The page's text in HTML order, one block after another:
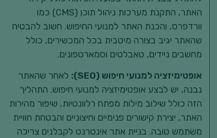
האתר, התקנת מערכות ניהול תוכן (CMS) כמו
וורדפרס, והכנת האתר למנועי החיפוש. חשוב להבטיח
שהאתר יגיב בצורה מיטבית בכל המכשירים, כולל
מחשבים ניידים, טאבלטים וסמארטפונים.
אופטימיזציה למנועי חיפוש (SEO):
לאחר שהאתר
נבנה, יש לבצע אופטימיזציה למנועי חיפוש. התהליך
הזה כולל שילוב מילות מפתח רלוונטיות, שיפור מהירות
האתר, יצירת קישורים פנימיים וחיצוניים והבטחת חוויית
משתמש טובה. בניית אתר אינטרנט לקבלנים צריכה